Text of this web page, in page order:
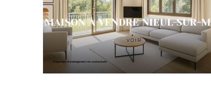
MAISON À VENDRE NIEUL-SUR-
VOIR